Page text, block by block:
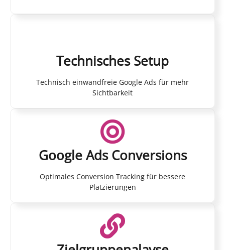
Technisches Setup
Technisch einwandfreie Google Ads für mehr
Sichtbarkeit
Google Ads Conversions
Optimales Conversion Tracking für bessere
Platzierungen